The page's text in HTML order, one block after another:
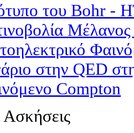
του Bohr -
στην QED
Compton